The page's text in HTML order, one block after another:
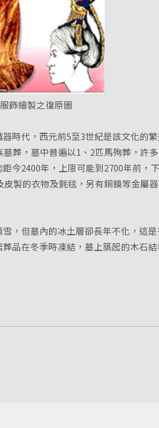
飾繪製之復原圖
代，西元前5至3世紀是該文化的繁
葬，墓中普遍以1、2匹馬殉葬，許
今2400年，上限可能到2700年前，
製的衣物及氈毯，另有銅鏡等金屬
但墓內的冰土層卻長年不化，這是
品在冬季時凍結，墓上築起的木石